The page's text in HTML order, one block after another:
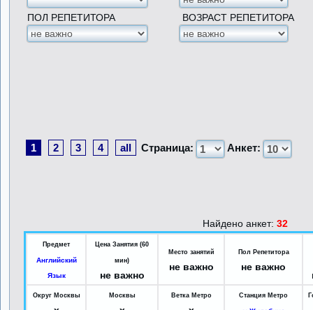
ПОЛ РЕПЕТИТОРА ВОЗРАСТ РЕПЕТИТОРА
1 2 3 4 all Страница: Анкет:
Найдено анкет: 32
Предмет
Английский
Язык
Цена Занятия (60
мин)
не важно
Место занятий
не важно
Пол Репетитора
не важно
Округ Москвы Москвы Ветка Метро Станция Метро